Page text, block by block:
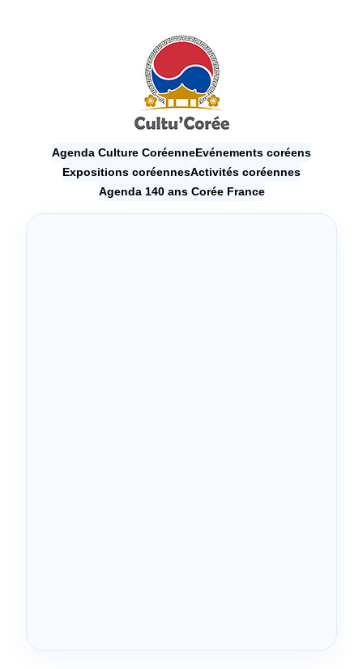
Agenda Culture CoréenneEvénements coréens
Expositions coréennesActivités coréennes
Agenda 140 ans Corée France